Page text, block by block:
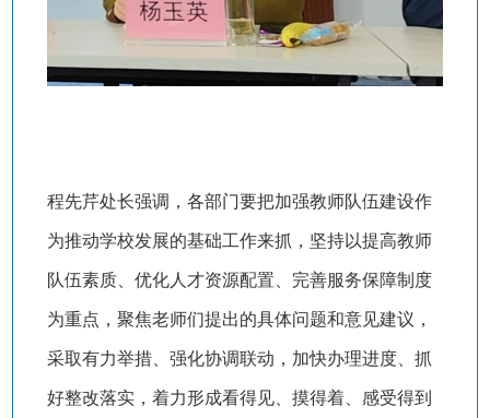
程先芹处长强调，各部门要把加强教师队伍建设作
为推动学校发展的基础工作来抓，坚持以提高教师
队伍素质、优化人才资源配置、完善服务保障制度
为重点，聚焦老师们提出的具体问题和意见建议，
采取有力举措、强化协调联动，加快办理进度、抓
好整改落实，着力形成看得见、摸得着、感受得到